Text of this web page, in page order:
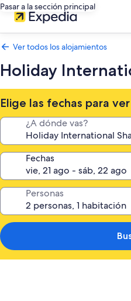
Pasar a la sección principal
Ver todos los alojamientos
Holiday
Elige las fechas para
¿A dónde vas?
Fechas
Personas